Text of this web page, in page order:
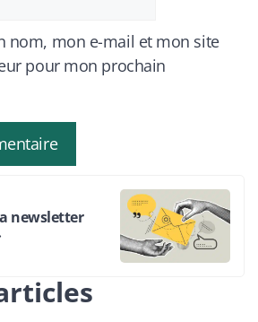
nom, mon e-mail et mon site
pour mon prochain
newsletter